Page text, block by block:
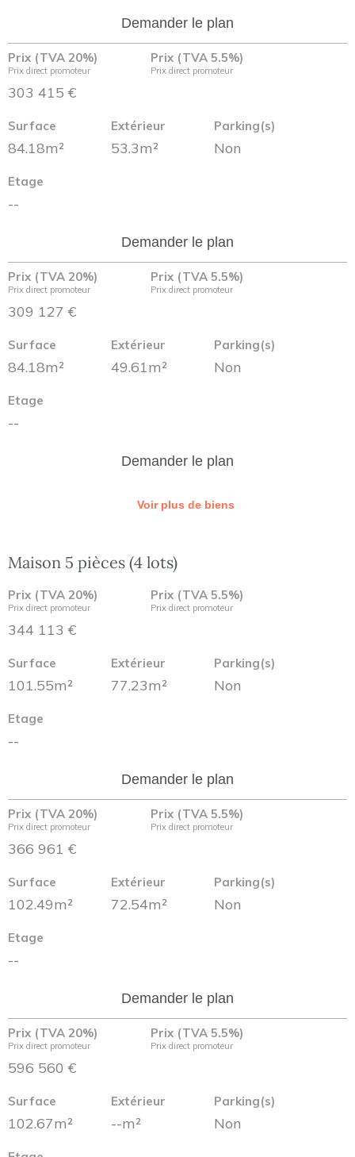
Demander le plan
Prix (TVA 20%)
Prix direct promoteur
303 415 €
Prix (TVA 5.5%)
Prix direct promoteur
Surface
84.18m²
Extérieur
53.3m²
Parking(s)
Non
Etage
--
Demander le plan
Prix (TVA 20%)
Prix direct promoteur
309 127 €
Prix (TVA 5.5%)
Prix direct promoteur
Surface
84.18m²
Extérieur
49.61m²
Parking(s)
Non
Etage
--
Demander le plan
Voir plus de biens
Maison 5 pièces (4 lots)
Prix (TVA 20%)
Prix direct promoteur
344 113 €
Prix (TVA 5.5%)
Prix direct promoteur
Surface
101.55m²
Extérieur
77.23m²
Parking(s)
Non
Etage
--
Demander le plan
Prix (TVA 20%)
Prix direct promoteur
366 961 €
Prix (TVA 5.5%)
Prix direct promoteur
Surface
102.49m²
Extérieur
72.54m²
Parking(s)
Non
Etage
--
Demander le plan
Prix (TVA 20%)
Prix direct promoteur
596 560 €
Prix (TVA 5.5%)
Prix direct promoteur
Surface
102.67m²
Extérieur
--m²
Parking(s)
Non